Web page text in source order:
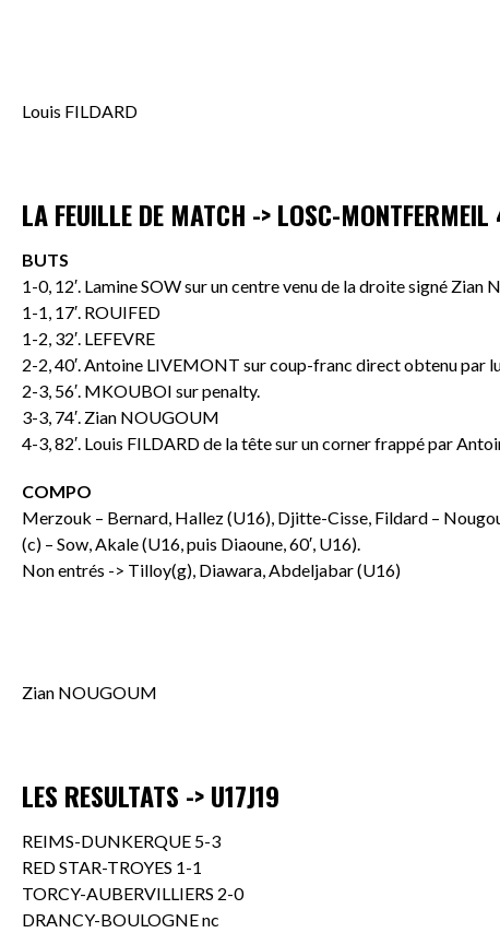
Louis FILDARD
LA FEUILLE DE MATCH -> LOSC-
BUTS
1-0, 12′. Lamine SOW sur un centre venu de la droite signé Zian
1-1, 17′. ROUIFED
1-2, 32′. LEFEVRE
2-2, 40′. Antoine LIVEMONT sur coup-franc direct obtenu par
2-3, 56′. MKOUBOI sur penalty.
3-3, 74′. Zian NOUGOUM
4-3, 82′. Louis FILDARD de la tête sur un corner frappé par
COMPO
Merzouk – Bernard, Hallez (U16), Djitte-Cisse, Fildard –
(c) – Sow, Akale (U16, puis Diaoune, 60′, U16).
Non entrés -> Tilloy(g), Diawara, Abdeljabar (U16)
Zian NOUGOUM
LES RESULTATS -> U17J19
REIMS-DUNKERQUE 5-3
RED STAR-TROYES 1-1
TORCY-AUBERVILLIERS 2-0
DRANCY-BOULOGNE nc